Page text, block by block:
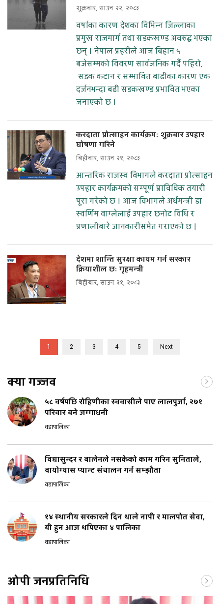
शुक्रबार, साउन २२, २०८३
वर्षाका कारण देशका विभिन्न जिल्लाका
प्रमुख राजमार्ग तथा सडकखण्ड अवरुद्ध भएका
छन् । नेपाल प्रहरीले आज बिहान ५
बजेसम्मको विवरण सार्वजनिक गर्दै पहिरो,
सडक कटान र सम्भावित बाढीका कारण एक
दर्जनभन्दा बढी सडकखण्ड प्रभावित भएका
जनाएको छ ।
करदाता प्रोत्साहन कार्यक्रमः शुक्रबार उपहार
घोषणा गरिने
बिहीबार, साउन २१, २०८३
आन्तरिक राजस्व विभागले करदाता प्रोत्साहन
उपहार कार्यक्रमको सम्पूर्ण प्राविधिक तयारी
पूरा गरेको छ । आज विभागले अर्थमन्त्री डा
स्वर्णिम वाग्लेलाई उपहार छनोट विधि र
प्रणालीबारे जानकारीसमेत गराएको छ ।
देशमा शान्ति सुरक्षा कायम गर्न सरकार
क्रियाशील छः गृहमन्त्री
बिहीबार, साउन २१, २०८३
1 2 3 4 5 Next
क्या गज्जव
५८ वर्षपछि रोहिणीका स्ववासीले पाए लालपुर्जा, २७१
परिवार बने जग्गाधनी
वडापालिका
विद्यासुन्दर र बालेनले नसकेको काम गरिन सुनिताले,
बायोग्यास प्यान्ट संचालन गर्न सम्झौता
वडापालिका
१४ स्थानीय सरकारले दिन थाले नापी र मालपोत सेवा,
यी हुन आज थपिएका ४ पालिका
वडापालिका
ओपी जनप्रतिनिधि